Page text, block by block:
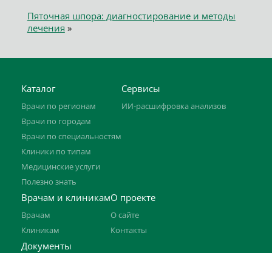
Пяточная шпора: диагностирование и методы
лечения »
Каталог
Врачи по регионам
Врачи по городам
Врачи по специальностям
Клиники по типам
Медицинские услуги
Полезно знать
Сервисы
ИИ-расшифровка анализов
Врачам и клиникам
Врачам
Клиникам
О проекте
О сайте
Контакты
Документы